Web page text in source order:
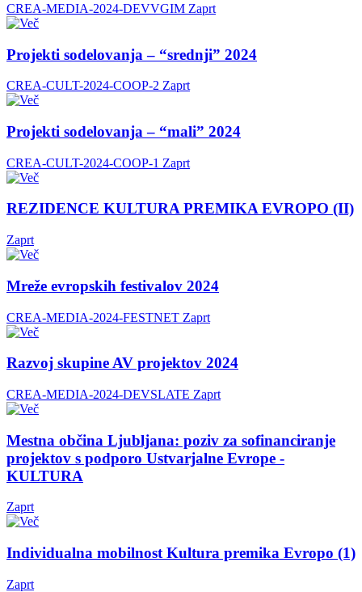
CREA-MEDIA-2024-DEVVGIM Zaprt
Projekti sodelovanja – “srednji” 2024
CREA-CULT-2024-COOP-2 Zaprt
Projekti sodelovanja – “mali” 2024
CREA-CULT-2024-COOP-1 Zaprt
REZIDENCE KULTURA PREMIKA EVROPO (II)
Zaprt
Mreže evropskih festivalov 2024
CREA-MEDIA-2024-FESTNET Zaprt
Razvoj skupine AV projektov 2024
CREA-MEDIA-2024-DEVSLATE Zaprt
Mestna občina Ljubljana: poziv za sofinanciranje
projektov s podporo Ustvarjalne Evrope -
KULTURA
Zaprt
Individualna mobilnost Kultura premika Evropo (1)
Zaprt